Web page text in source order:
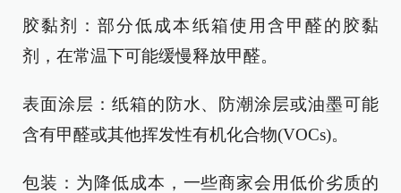
胶黏剂：部分低成本纸箱使用含甲醛的胶黏
剂，在常温下可能缓慢释放甲醛。
表面涂层：纸箱的防水、防潮涂层或油墨可能
含有甲醛或其他挥发性有机化合物(VOCs)。
包装：为降低成本，一些商家会用低价劣质的